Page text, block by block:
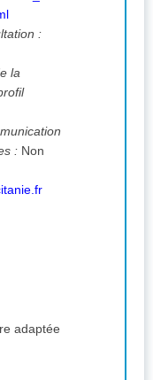
:
la
: Non
adaptée